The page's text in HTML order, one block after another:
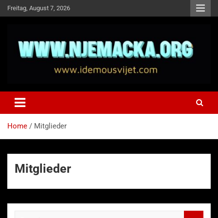
Skip
to
Freitag, August 7, 2026
Idemo u Svijet-Njemacka!
Home Mitglieder
Mitglieder